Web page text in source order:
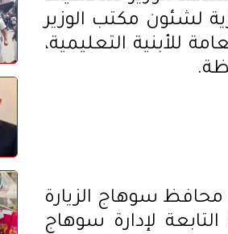
لشئون مكتب الوزير
للأبنية التعليمية،
محافظ سوهاج الزيارة
لإدارة سوهاج